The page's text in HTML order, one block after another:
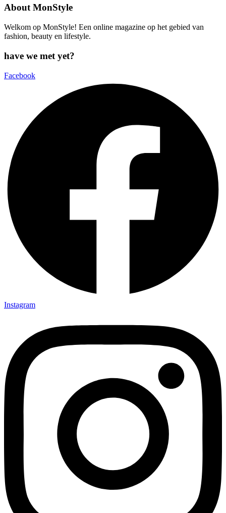
About MonStyle
Welkom op MonStyle! Een online magazine op het gebied van
fashion, beauty en lifestyle.
have we met yet?
Facebook
Instagram